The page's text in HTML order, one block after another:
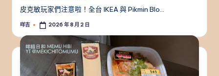
皮克敏玩家們注意啦！全台 IKEA 與 Pikmin Blo…
Posted
咩吉 2026 年 8 月 2 日